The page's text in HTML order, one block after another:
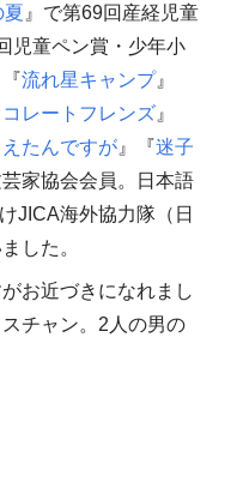
夏 』で第69回産経児童
児童ペン賞・少年小
流れ星キャンプ』
レートフレンズ』
たんですが』『迷子
家協会会員。日本語
JICA海外協力隊（日
した。
お近づきになれまし
チャン。2人の男の